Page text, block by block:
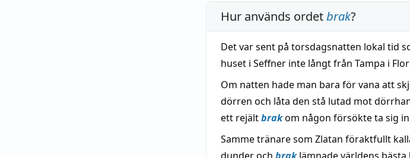
Hur används ordetbrak?
Det var sent på torsdagsnatten lokal tid
huset i Seffner inte långt från Tampa i
Om natten hade man bara för vana att
dörren och låta den stå lutad mot
ett rejältbrakom någon försökte ta sig
Samme tränare som Zlatan föraktfullt